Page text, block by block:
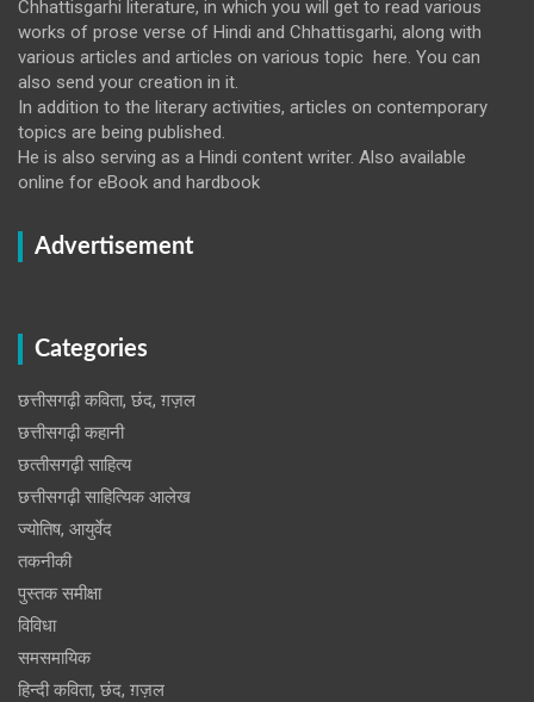
Chhattisgarhi literature, in which you will get to read various
works of prose verse of Hindi and Chhattisgarhi, along with
various articles and articles on various topic here. You can
also send your creation in it.
In addition to the literary activities, articles on contemporary
topics are being published.
He is also serving as a Hindi content writer. Also available
online for eBook and hardbook
Advertisement
Categories
छत्तीसगढ़ी कविता, छंद, ग़ज़ल
छत्तीसगढ़ी कहानी
छत्‍तीसगढ़ी साहित्‍य
छत्तीसगढ़ी साहित्यिक आलेख
ज्योतिष, आयुर्वेद
तकनीकी
पुस्‍तक समीक्षा
विविधा
समसमायिक
हिन्दी कविता, छंद, ग़ज़ल